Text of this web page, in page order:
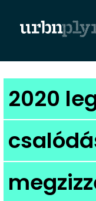
2020